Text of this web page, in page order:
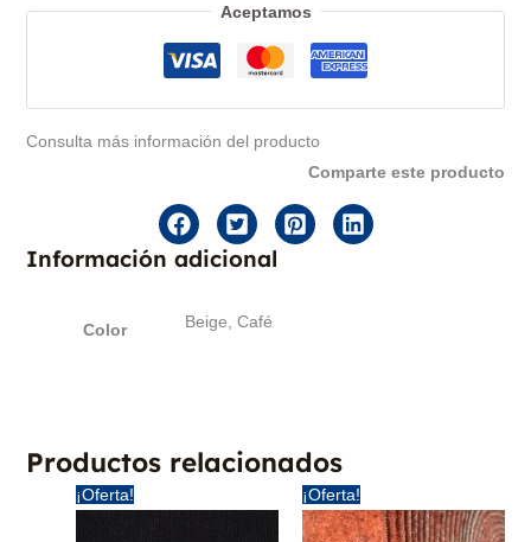
Aceptamos
Consulta más información del producto
Comparte este producto
Información adicional
Color Beige, Café
Productos relacionados
¡Oferta! ¡Oferta!